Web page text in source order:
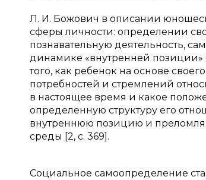
Л. И. Божович в описании
сферы личности: определении
познавательную деятельность,
динамике «внутренней
того, как ребенок на основе
потребностей и стремлений
в настоящее время и какое
определенную структуру его
внутреннюю позицию и
среды [2, с. 369].
Социальное самоопределение